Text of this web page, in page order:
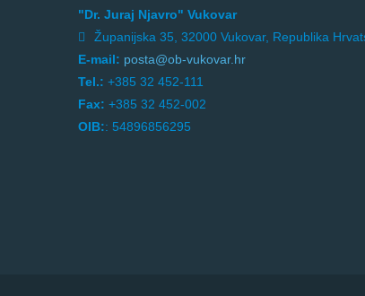
"Dr. Juraj Njavro" Vukovar
Županijska 35, 32000 Vukovar, Republika
E-mail: posta@ob-vukovar.hr
Tel.: +385 32 452-111
Fax: +385 32 452-002
OIB:: 54896856295